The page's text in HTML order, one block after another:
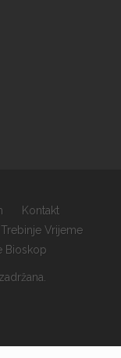
×
Kontakt
Trebinje Vrijeme
Bioskop